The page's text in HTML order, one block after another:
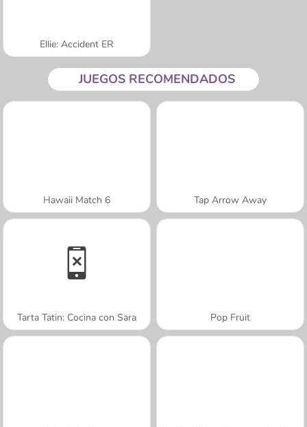
Ellie: Accident ER
JUEGOS RECOMENDADOS
Hawaii Match 6 Tap Arrow Away
Tarta Tatin: Cocina con Sara Pop Fruit